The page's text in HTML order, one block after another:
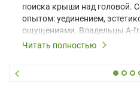
поиска крыши над головой.
опытом: уединением,
ощущениями. Владельцы A-
шале понимают, что
вернуться и поделиться
Читать полностью